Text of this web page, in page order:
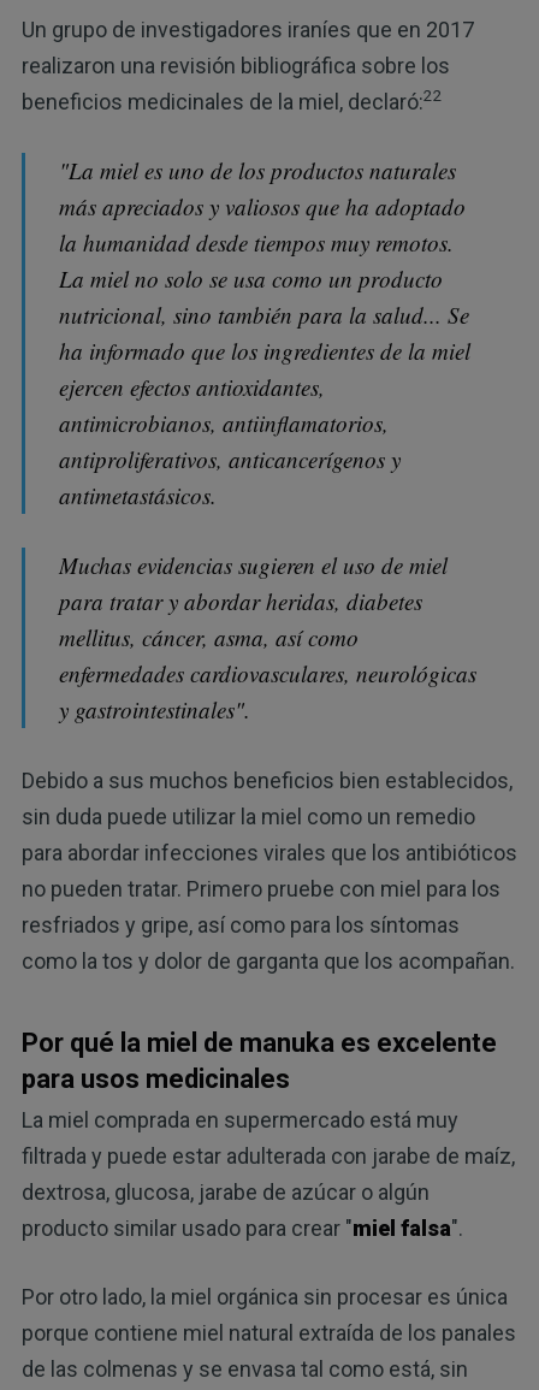
Un grupo de investigadores iraníes que en 2017
realizaron una revisión bibliográfica sobre los
beneficios medicinales de la miel, declaró:22
"La miel es uno de los productos naturales
más apreciados y valiosos que ha adoptado
la humanidad desde tiempos muy remotos.
La miel no solo se usa como un producto
nutricional, sino también para la salud... Se
ha informado que los ingredientes de la miel
ejercen efectos antioxidantes,
antimicrobianos, antiinflamatorios,
antiproliferativos, anticancerígenos y
antimetastásicos.
Muchas evidencias sugieren el uso de miel
para tratar y abordar heridas, diabetes
mellitus, cáncer, asma, así como
enfermedades cardiovasculares, neurológicas
y gastrointestinales".
Debido a sus muchos beneficios bien establecidos,
sin duda puede utilizar la miel como un remedio
para abordar infecciones virales que los antibióticos
no pueden tratar. Primero pruebe con miel para los
resfriados y gripe, así como para los síntomas
como la tos y dolor de garganta que los acompañan.
Por qué la miel de manuka es excelente
para usos medicinales
La miel comprada en supermercado está muy
filtrada y puede estar adulterada con jarabe de maíz,
dextrosa, glucosa, jarabe de azúcar o algún
producto similar usado para crear "miel falsa".
Por otro lado, la miel orgánica sin procesar es única
porque contiene miel natural extraída de los panales
de las colmenas y se envasa tal como está, sin